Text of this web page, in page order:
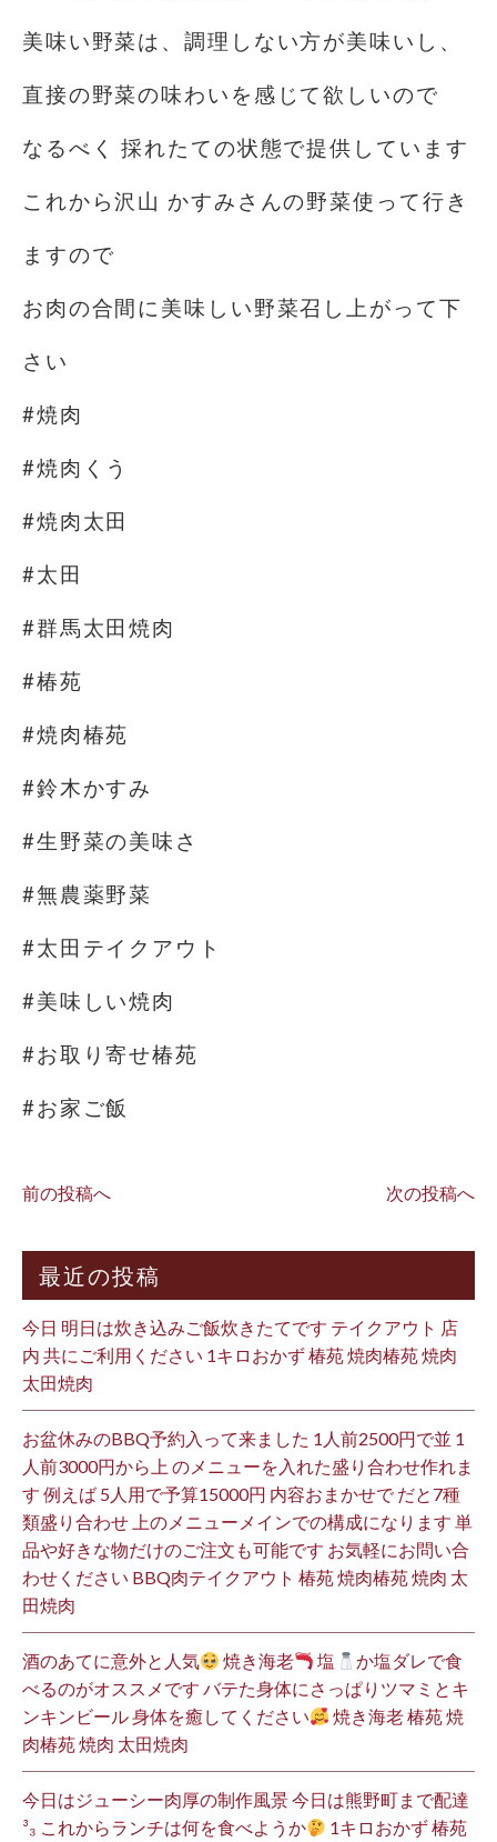
美味い野菜は、調理しない方が美味いし、
直接の野菜の味わいを感じて欲しいので
なるべく 採れたての状態で提供しています
これから沢山 かすみさんの野菜使って行き
ますので
お肉の合間に美味しい野菜召し上がって下
さい
#焼肉
#焼肉くう
#焼肉太田
#太田
#群馬太田焼肉
#椿苑
#焼肉椿苑
#鈴木かすみ
#生野菜の美味さ
#無農薬野菜
#太田テイクアウト
#美味しい焼肉
#お取り寄せ椿苑
#お家ご飯
前の投稿へ 次の投稿へ
最近の投稿
今日 明日は炊き込みご飯炊きたてです テイクアウト 店
内 共にご利用ください 1キロおかず 椿苑 焼肉椿苑 焼肉
太田焼肉
お盆休みのBBQ予約入って来ました 1人前2500円で並 1
人前3000円から上 のメニューを入れた盛り合わせ作れま
す 例えば 5人用で予算15000円 内容おまかせで だと7種
類盛り合わせ 上のメニューメインでの構成になります 単
品や好きな物だけのご注文も可能です お気軽にお問い合
わせください BBQ肉テイクアウト 椿苑 焼肉椿苑 焼肉 太
田焼肉
酒のあてに意外と人気 焼き海老 塩
か塩ダレで食
べるのがオススメです バテた身体にさっぱりツマミとキ
ンキンビール 身体を癒してください
焼き海老 椿苑 焼
肉椿苑 焼肉 太田焼肉
今日はジューシー肉厚の制作風景 今日は熊野町まで配達
³₃ これからランチは何を食べようか
1キロおかず 椿苑